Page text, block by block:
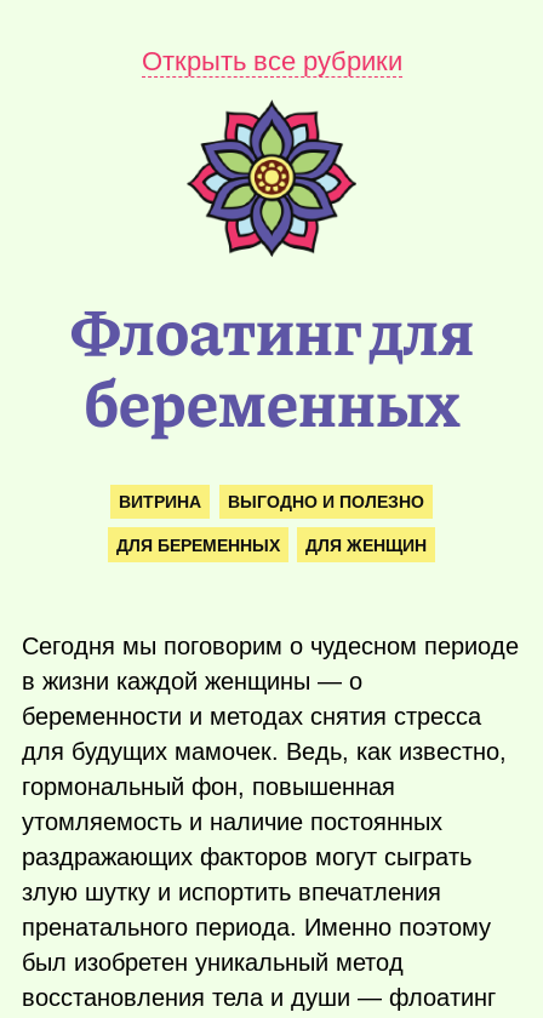
Открыть все рубрики
Флоатинг для
беременных
ВИТРИНА ВЫГОДНО И ПОЛЕЗНО
ДЛЯ БЕРЕМЕННЫХ ДЛЯ ЖЕНЩИН
Сегодня мы поговорим о чудесном периоде
в жизни каждой женщины — о
беременности и методах снятия стресса
для будущих мамочек. Ведь, как известно,
гормональный фон, повышенная
утомляемость и наличие постоянных
раздражающих факторов могут сыграть
злую шутку и испортить впечатления
пренатального периода. Именно поэтому
был изобретен уникальный метод
восстановления тела и души — флоатинг